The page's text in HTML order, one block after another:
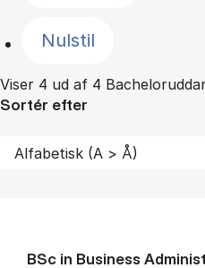
Nulstil
Viser 4 ud af 4
Sortér efter
BSc in Busi­ness